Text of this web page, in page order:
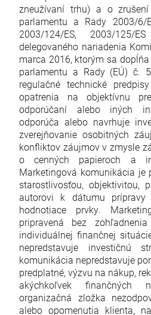
zneužívaní trhu) a o zrušení
parlamentu a Rady 2003/6/
2003/124/ES, 2003/
delegovaného nariadenia
marca 2016, ktorým sa
parlamentu a Rady (EÚ) č.
regulačné technické
opatrenia na objektívnu
odporúčaní alebo iných
odporúča alebo navrhuje
zverejňovanie osobitných
konfliktov záujmov v zmysle
o cenných papieroch a
Marketingová komunikácia je
starostlivosťou, objektivitou,
autorovi k dátumu prípravy
hodnotiace prvky.
pripravená bez
individuálnej finančnej
nepredstavuje investičnú
komunikácia nepredstavuje
predplatné, výzvu na nákup,
akýchkoľvek finančných
organizačná zložka
alebo opomenutia klienta,